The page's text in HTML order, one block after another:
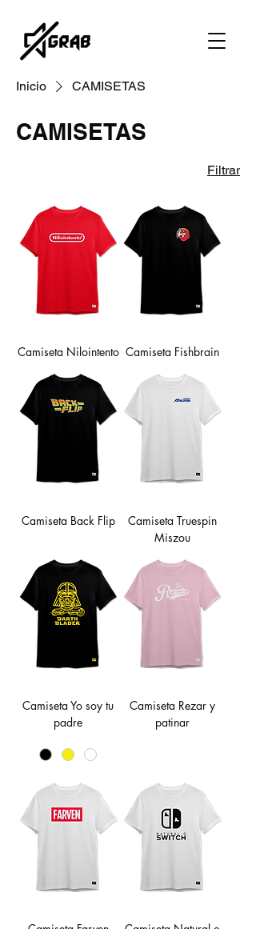
Inicio CAMISETAS
CAMISETAS
Filtrar
Camiseta Nilointento Camiseta Fishbrain
Camiseta Back Flip
Camiseta Truespin
Miszou
Camiseta Yo soy tu
padre
Camiseta Rezar y
patinar